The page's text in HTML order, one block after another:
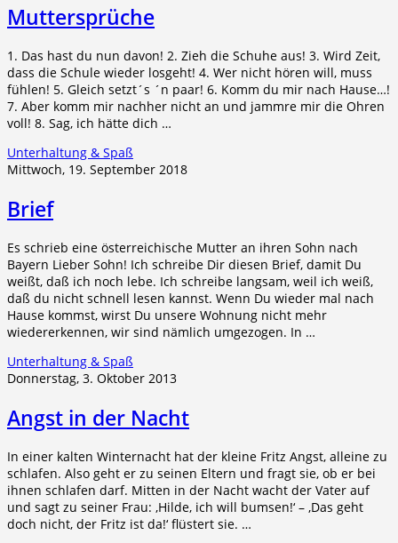
Muttersprüche
1. Das hast du nun davon! 2. Zieh die Schuhe aus! 3. Wird Zeit,
dass die Schule wieder losgeht! 4. Wer nicht hören will, muss
fühlen! 5. Gleich setzt´s ´n paar! 6. Komm du mir nach Hause…!
7. Aber komm mir nachher nicht an und jammre mir die Ohren
voll! 8. Sag, ich hätte dich …
Unterhaltung & Spaß
Mittwoch, 19. September 2018
Brief
Es schrieb eine österreichische Mutter an ihren Sohn nach
Bayern Lieber Sohn! Ich schreibe Dir diesen Brief, damit Du
weißt, daß ich noch lebe. Ich schreibe langsam, weil ich weiß,
daß du nicht schnell lesen kannst. Wenn Du wieder mal nach
Hause kommst, wirst Du unsere Wohnung nicht mehr
wiedererkennen, wir sind nämlich umgezogen. In …
Unterhaltung & Spaß
Donnerstag, 3. Oktober 2013
Angst in der Nacht
In einer kalten Winternacht hat der kleine Fritz Angst, alleine zu
schlafen. Also geht er zu seinen Eltern und fragt sie, ob er bei
ihnen schlafen darf. Mitten in der Nacht wacht der Vater auf
und sagt zu seiner Frau: ‚Hilde, ich will bumsen!‘ – ‚Das geht
doch nicht, der Fritz ist da!‘ flüstert sie. …